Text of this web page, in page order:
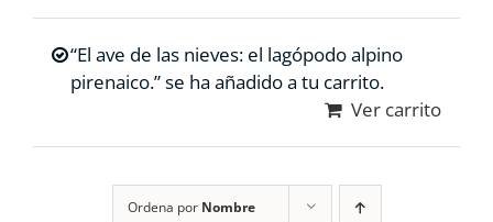
COLABORA
RECURSOS
“El ave de las nieves: el lagópodo alpino
pirenaico.” se ha añadido a tu carrito.
Ver carrito
Ordena por Nombre